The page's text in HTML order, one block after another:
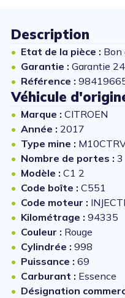
Description
Etat de la pièce : Bon
Garantie : Garantie
Référence :
Véhicule
Marque : CITROEN
Année : 2017
Type mine :
Nombre de portes : 3
Modèle : C1 2
Code boîte : C551
Code moteur :
Kilométrage : 94335
Couleur : Rouge
Cylindrée : 998
Puissance : 69
Carburant : Essence
Désignation